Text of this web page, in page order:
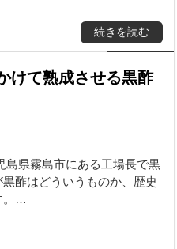
続きを読む
けて熟成させる黒酢
島県霧島市にある工場長で黒
酢はどういうものか、歴史
。…